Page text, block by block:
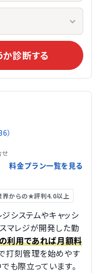
か診断する
）
せ
料金プラン一覧を見る
界からの★評判4.0以上
システムやキャッシ
マレジが開発した勤
利用であれば月額料
打刻管理を始めやす
も際立っています。